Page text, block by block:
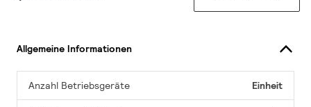
Allgemeine Informationen
Anzahl Betriebsgeräte Einheit